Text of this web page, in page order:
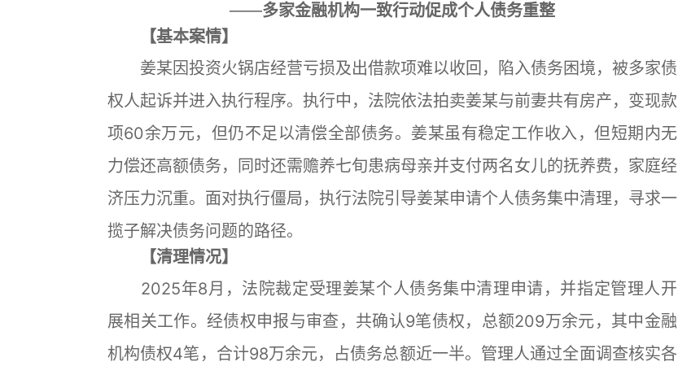
——多家金融机构一致行动促成个人债务重整
【基本案情】
姜某因投资火锅店经营亏损及出借款项难以收回，陷入债务困境，被多家债
权人起诉并进入执行程序。执行中，法院依法拍卖姜某与前妻共有房产，变现款
项60余万元，但仍不足以清偿全部债务。姜某虽有稳定工作收入，但短期内无
力偿还高额债务，同时还需赡养七旬患病母亲并支付两名女儿的抚养费，家庭经
济压力沉重。面对执行僵局，执行法院引导姜某申请个人债务集中清理，寻求一
揽子解决债务问题的路径。
【清理情况】
2025年8月，法院裁定受理姜某个人债务集中清理申请，并指定管理人开
展相关工作。经债权申报与审查，共确认9笔债权，总额209万余元，其中金融
机构债权4笔，合计98万余元，占债务总额近一半。管理人通过全面调查核实各